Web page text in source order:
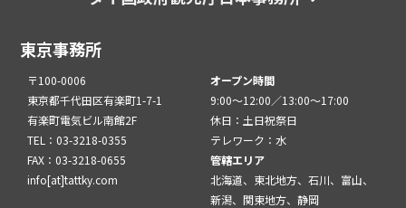
東京事務所
〒100-0006
東京都千代田区有楽町1-7-1
有楽町電気ビル南館2F
TEL：03-3218-0355
FAX：03-3218-0655
info[at]tattky.com
オープン時間
9:00～12:00／13:00～17:00
休日：土日祝祭日
テレワーク：水
管轄エリア
北海道、東北地方、石川、富山、
新潟、関東地方、静岡